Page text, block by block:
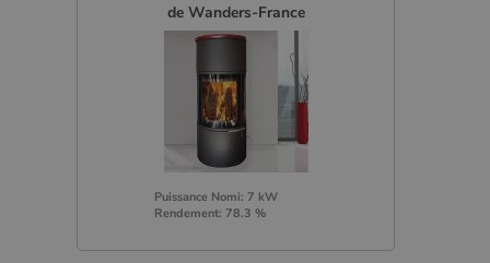
de Wanders-France
Puissance Nomi: 7 kW
Rendement: 78.3 %